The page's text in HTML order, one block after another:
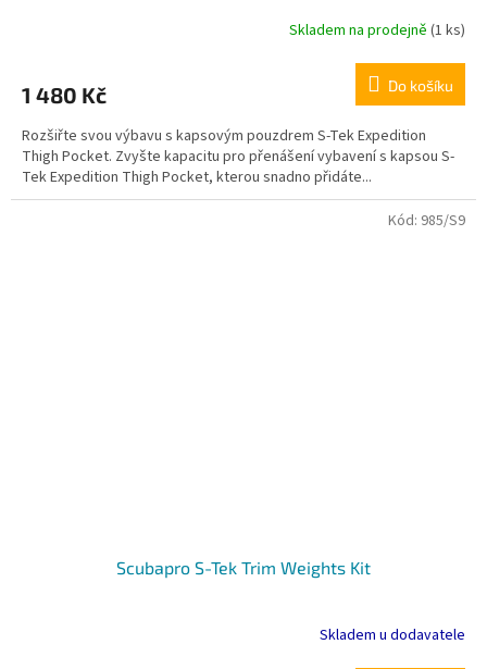
Skladem na prodejně (1 ks)
1 480 Kč Do košíku
Rozšiřte svou výbavu s kapsovým pouzdrem S-Tek Expedition
Thigh Pocket. Zvyšte kapacitu pro přenášení vybavení s kapsou S-
Tek Expedition Thigh Pocket, kterou snadno přidáte...
Scubapro S-Tek Trim Weights Kit
Skladem u dodavatele
Kód: 985/S9